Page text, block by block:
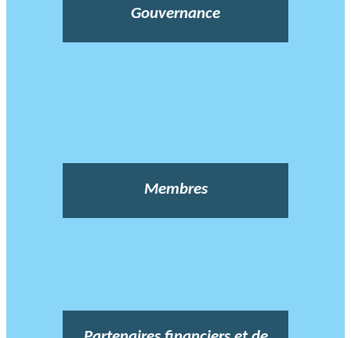
Gouvernance
Membres